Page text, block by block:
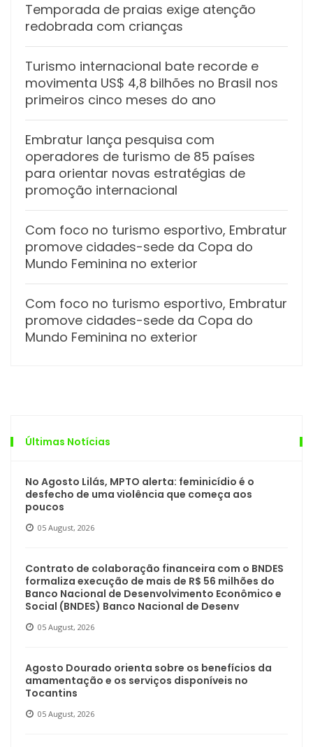
Temporada de praias exige atenção
redobrada com crianças
Turismo internacional bate recorde e
movimenta US$ 4,8 bilhões no Brasil nos
primeiros cinco meses do ano
Embratur lança pesquisa com
operadores de turismo de 85 países
para orientar novas estratégias de
promoção internacional
Com foco no turismo esportivo, Embratur
promove cidades-sede da Copa do
Mundo Feminina no exterior
Com foco no turismo esportivo, Embratur
promove cidades-sede da Copa do
Mundo Feminina no exterior
Últimas Notícias
No Agosto Lilás, MPTO alerta: feminicídio é o
desfecho de uma violência que começa aos
poucos
05 August, 2026
Contrato de colaboração financeira com o BNDES
formaliza execução de mais de R$ 56 milhões do
Banco Nacional de Desenvolvimento Econômico e
Social (BNDES) Banco Nacional de Desenv
05 August, 2026
Agosto Dourado orienta sobre os benefícios da
amamentação e os serviços disponíveis no
Tocantins
05 August, 2026